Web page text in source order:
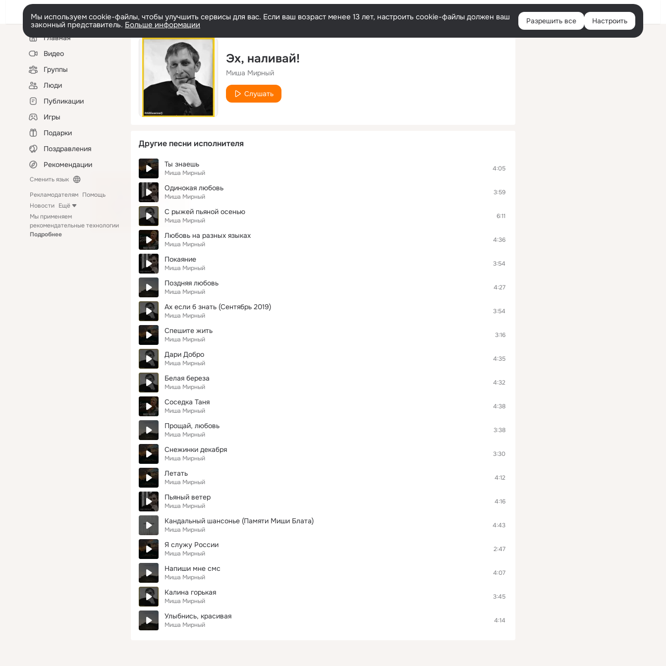
Войти
Мы используем cookie-файлы, чтобы улучшить сервисы для вас. Если ваш возраст менее 13 лет, настроить cookie-файлы должен ваш
законный представитель. Больше информации Разрешить все Настроить
Левая
колонкаГлавная
Видео
Группы
Люди
Публикации
Игры
Подарки
Поздравления
Рекомендации
Сменить язык
Рекламодателям Помощь
Новости Ещё
Мы применяем
рекомендательные технологии
Подробнее
Эх, наливай!
Миша Мирный
Слушать
Другие песни исполнителя
Ты знаешь
Миша Мирный
4:05
Одинокая любовь
Миша Мирный
3:59
С рыжей пьяной осенью
Миша Мирный
6:11
Любовь на разных языках
Миша Мирный
4:36
Покаяние
Миша Мирный
3:54
Поздняя любовь
Миша Мирный
4:27
Ах если б знать (Сентябрь 2019)
Миша Мирный
3:54
Спешите жить
Миша Мирный
3:16
Дари Добро
Миша Мирный
4:35
Белая береза
Миша Мирный
4:32
Соседка Таня
Миша Мирный
4:38
Прощай, любовь
Миша Мирный
3:38
Снежинки декабря
Миша Мирный
3:30
Летать
Миша Мирный
4:12
Пьяный ветер
Миша Мирный
4:16
Кандальный шансонье (Памяти Миши Блата)
Миша Мирный
4:43
Я служу России
Миша Мирный
2:47
Напиши мне смс
Миша Мирный
4:07
Калина горькая
Миша Мирный
3:45
Улыбнись, красивая
Миша Мирный
4:14